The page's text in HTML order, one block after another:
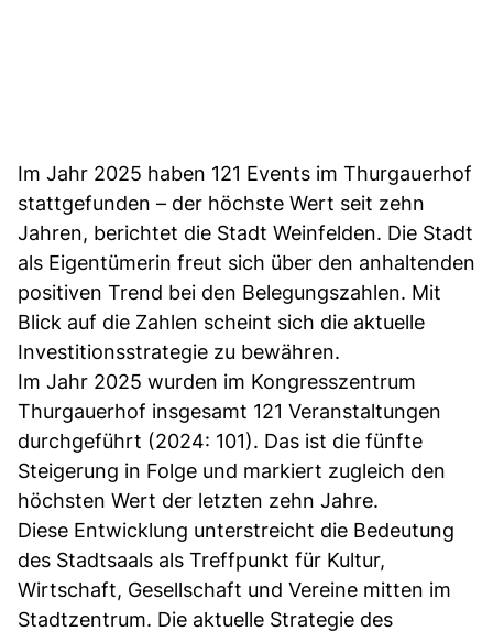
Im Jahr 2025 haben 121 Events im Thurgauerhof
stattgefunden – der höchste Wert seit zehn
Jahren, berichtet die Stadt Weinfelden. Die Stadt
als Eigentümerin freut sich über den anhaltenden
positiven Trend bei den Belegungszahlen. Mit
Blick auf die Zahlen scheint sich die aktuelle
Investitionsstrategie zu bewähren.
Im Jahr 2025 wurden im Kongresszentrum
Thurgauerhof insgesamt 121 Veranstaltungen
durchgeführt (2024: 101). Das ist die fünfte
Steigerung in Folge und markiert zugleich den
höchsten Wert der letzten zehn Jahre.
Diese Entwicklung unterstreicht die Bedeutung
des Stadtsaals als Treffpunkt für Kultur,
Wirtschaft, Gesellschaft und Vereine mitten im
Stadtzentrum. Die aktuelle Strategie des